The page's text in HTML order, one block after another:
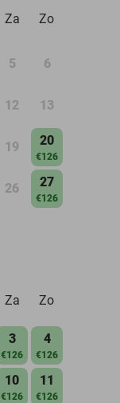
Za Zo
5 6
12 13
19 20
€126
26 27
€126
Za Zo
3
€126
4
€126
10
€126
11
€126